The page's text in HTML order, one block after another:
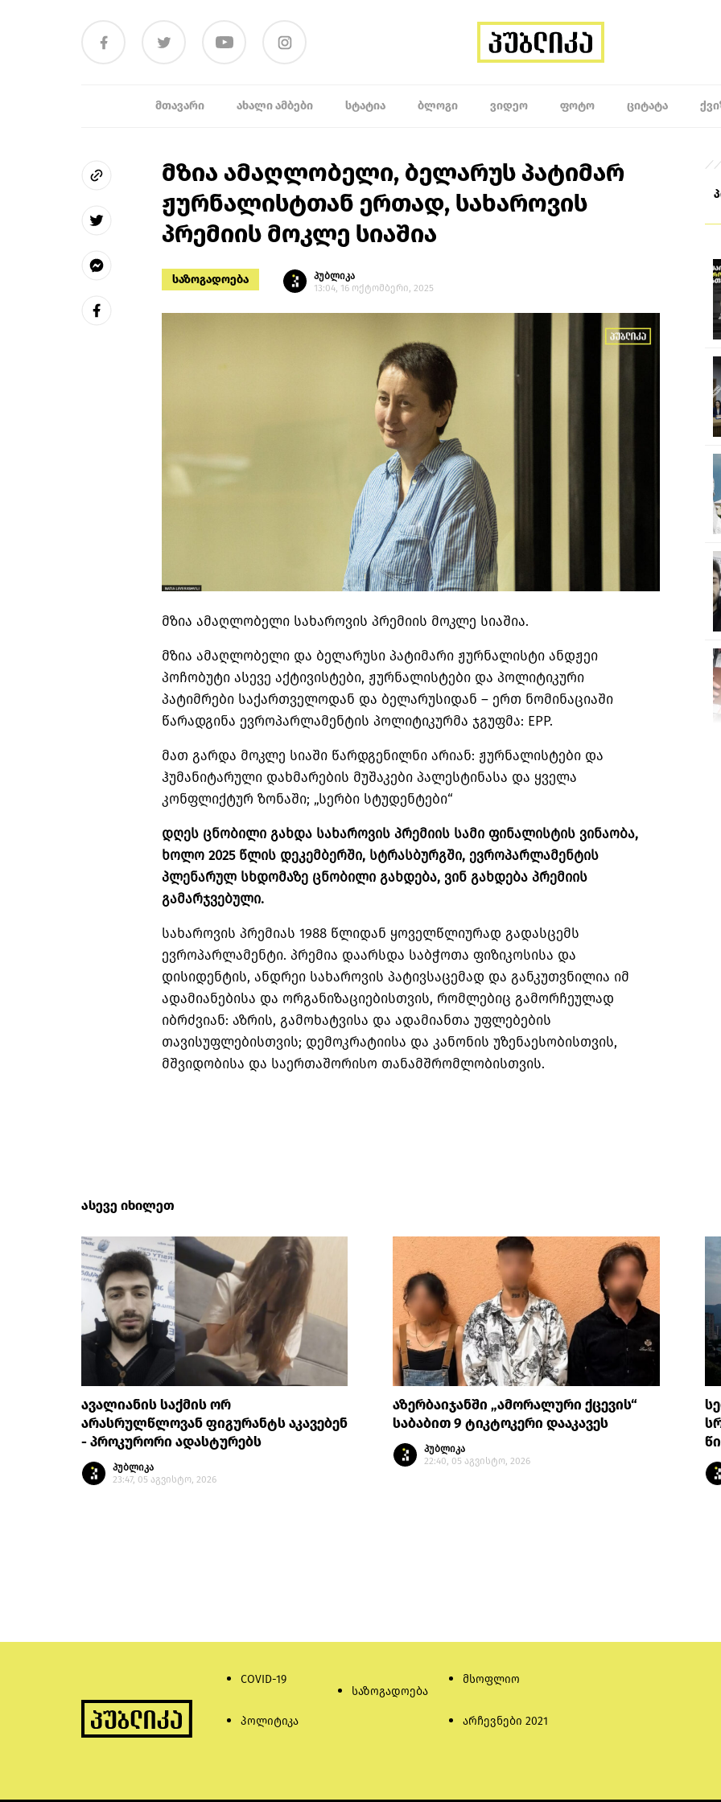
ᲛᲗᲐᲕᲐᲠᲘ ᲐᲮᲐᲚᲘ ᲐᲛᲑᲔᲑᲘ ᲡᲢᲐᲢᲘᲐ ᲑᲚᲝᲒᲘ ᲕᲘᲓᲔᲝ ᲤᲝᲢᲝ ᲪᲘᲢᲐᲢᲐ
მზია ამაღლობელი, ბელარუს პატიმარ
ჟურნალისტთან ერთად, სახაროვის
პრემიის მოკლე სიაშია
საზოგადოება
პუბლიკა
13:04, 16 ოქტომბერი, 2025
მზია ამაღლობელი სახაროვის პრემიის მოკლე სიაშია.
მზია ამაღლობელი და ბელარუსი პატიმარი ჟურნალისტი ანდჟეი
პოჩობუტი ასევე აქტივისტები, ჟურნალისტები და პოლიტიკური
პატიმრები საქართველოდან და ბელარუსიდან – ერთ ნომინაციაში
წარადგინა ევროპარლამენტის პოლიტიკურმა ჯგუფმა: EPP.
მათ გარდა მოკლე სიაში წარდგენილნი არიან: ჟურნალისტები და
ჰუმანიტარული დახმარების მუშაკები პალესტინასა და ყველა
კონფლიქტურ ზონაში; „სერბი სტუდენტები“
დღეს ცნობილი გახდა სახაროვის პრემიის სამი ფინალისტის ვინაობა,
ხოლო 2025 წლის დეკემბერში, სტრასბურგში, ევროპარლამენტის
პლენარულ სხდომაზე ცნობილი გახდება, ვინ გახდება პრემიის
გამარჯვებული.
სახაროვის პრემიას 1988 წლიდან ყოველწლიურად გადასცემს
ევროპარლამენტი. პრემია დაარსდა საბჭოთა ფიზიკოსისა და
დისიდენტის, ანდრეი სახაროვის პატივსაცემად და განკუთვნილია იმ
ადამიანებისა და ორგანიზაციებისთვის, რომლებიც გამორჩეულად
იბრძვიან: აზრის, გამოხატვისა და ადამიანთა უფლებების
თავისუფლებისთვის; დემოკრატიისა და კანონის უზენაესობისთვის,
მშვიდობისა და საერთაშორისო თანამშრომლობისთვის.
ასევე იხილეთ
ავალიანის საქმის ორ
არასრულწლოვან ფიგურანტს აკავებენ
- პროკურორი ადასტურებს
პუბლიკა
23:47, 05 აგვისტო, 2026
აზერბაიჯანში „ამორალური ქცევის“
საბაბით 9 ტიკტოკერი დააკავეს
პუბლიკა
22:40, 05 აგვისტო, 2026
COVID-19
პოლიტიკა
საზოგადოება
მსოფლიო
არჩევნები 2021